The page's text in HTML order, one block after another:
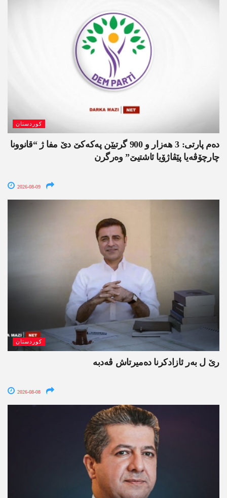
کوردستان
دەم پارتی: 3 ھەزار و 900 گرتیێن پەکەکێ دێ مفا ژ “قانوونا
چارچۆڤەیا پێڤاژۆیا ئاشتیێ” وەرگرن
2026-08-09
کوردستان
رێ ل بەر ئازادکرنا دەمیرتاش ڤەدبە
2026-08-08